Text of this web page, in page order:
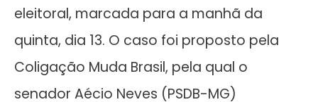
eleitoral, marcada para a manhã da
quinta, dia 13. O caso foi proposto pela
Coligação Muda Brasil, pela qual o
senador Aécio Neves (PSDB-MG)